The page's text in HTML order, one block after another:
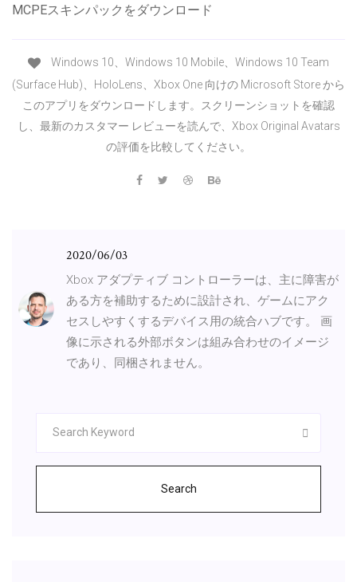
MCPEスキンパックをダウンロード
Windows 10、Windows 10 Mobile、Windows 10 Team
(Surface Hub)、HoloLens、Xbox One 向けの Microsoft Store から
このアプリをダウンロードします。スクリーンショットを確認
し、最新のカスタマー レビューを読んで、Xbox Original Avatars
の評価を比較してください。
2020/06/03
Xbox アダプティブ コントローラーは、主に障害が
ある方を補助するために設計され、ゲームにアク
セスしやすくするデバイス用の統合ハブです。 画
像に示される外部ボタンは組み合わせのイメージ
であり、同梱されません。
Search